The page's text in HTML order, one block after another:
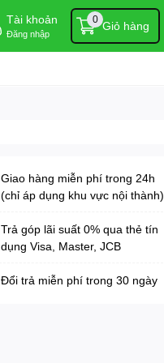
Tài khoản
Đăng nhập
Giỏ hàng
0
Giao hàng miễn phí trong 24h
(chỉ áp dụng khu vực nội thành)
Trả góp lãi suất 0% qua thẻ tín
dụng Visa, Master, JCB
Đổi trả miễn phí trong 30 ngày